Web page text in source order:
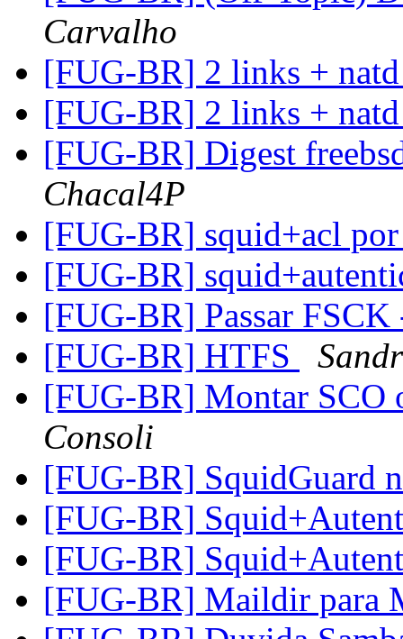
Carvalho
[FUG-BR] 2 links +
[FUG-BR] 2 links +
[FUG-BR] Digest
Chacal4P
[FUG-BR] squid+acl
[FUG-BR]
[FUG-BR] Passar
[FUG-BR] HTFS
[FUG-BR] Montar SCO
Consoli
[FUG-BR] SquidGuard
[FUG-BR]
[FUG-BR]
[FUG-BR] Maildir para